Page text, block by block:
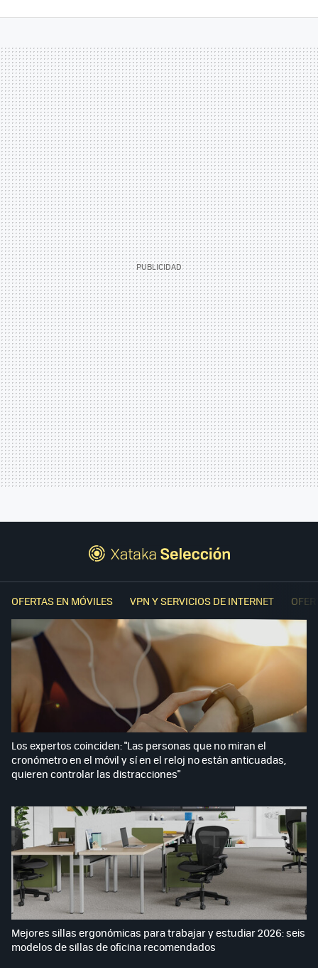
OFERTAS EN MÓVILES VPN Y SERVICIOS DE INTERNET
Los expertos coinciden: "Las personas que no miran el
cronómetro en el móvil y sí en el reloj no están anticuadas,
quieren controlar las distracciones"
Mejores sillas ergonómicas para trabajar y estudiar 2026: seis
modelos de sillas de oficina recomendados